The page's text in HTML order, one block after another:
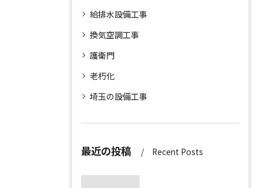
給排水設備工事
換気空調工事
護衛門
老朽化
埼玉の設備工事
最近の投稿 Recent Posts